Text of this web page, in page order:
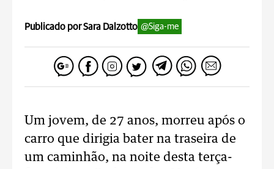
Publicado por Sara Dalzotto @Siga-me
Um jovem, de 27 anos, morreu após o
carro que dirigia bater na traseira de
um caminhão, na noite desta terça-